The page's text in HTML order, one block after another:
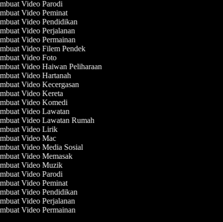
Video Parodi
Video Peminat
Video Pendidikan
Video Perjalanan
Video Permainan
Video Filem Pendek
Video Foto
Video Haiwan Peliharaan
Video Hartanah
Video Kecergasan
Video Kereta
Video Komedi
Video Lawatan
Video Lawatan Rumah
Video Lirik
Video Mac
Video Media Sosial
Video Memasak
Video Muzik
Video Parodi
Video Peminat
Video Pendidikan
Video Perjalanan
Video Permainan